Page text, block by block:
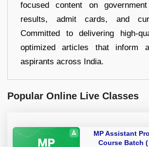
focused content on
results, admit cards, and
Committed to delivering high-
optimized articles that inform
aspirants across India.
Popular Online Live Classes
MP Assistant
Course Batch (